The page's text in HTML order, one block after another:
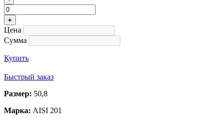
+
Цена
Сумма
Купить
Быстрый заказ
Размер: 50,8
Марка: AISI 201